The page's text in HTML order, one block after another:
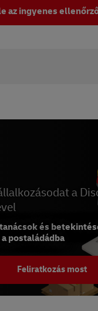
az ingyenes
2023
March 2024
a
és
postaládádba
Feliratkozás most